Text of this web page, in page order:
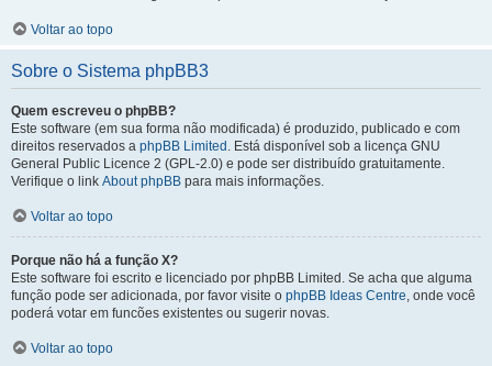
Voltar ao topo
Sobre o Sistema phpBB3
Quem escreveu o phpBB?
Este software (em sua forma não modificada) é produzido, publicado e com
direitos reservados a phpBB Limited . Está disponível sob a licença GNU
General Public Licence 2 (GPL-2.0) e pode ser distribuído gratuitamente.
Verifique o link About phpBB para mais informações.
Voltar ao topo
Porque não há a função X?
Este software foi escrito e licenciado por phpBB Limited. Se acha que alguma
função pode ser adicionada, por favor visite o phpBB Ideas Centre, onde você
poderá votar em funcões existentes ou sugerir novas.
Voltar ao topo